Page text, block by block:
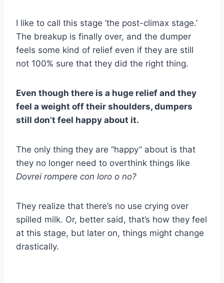
I like to call this stage ‘the post-climax stage.’
The breakup is finally over, and the dumper
feels some kind of relief even if they are still
not 100% sure that they did the right thing.
Even though there is a huge relief and they
feel a weight off their shoulders, dumpers
still don’t feel happy about it.
The only thing they are “happy” about is that
they no longer need to overthink things like
Dovrei rompere con loro o no?
They realize that there’s no use crying over
spilled milk. Or, better said, that’s how they feel
at this stage, but later on, things might change
drastically.